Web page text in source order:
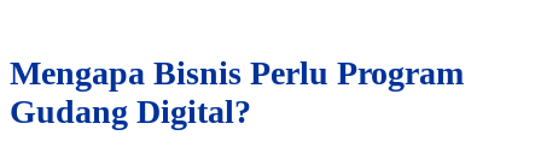
Mengapa Bisnis Perlu Program
Gudang Digital?